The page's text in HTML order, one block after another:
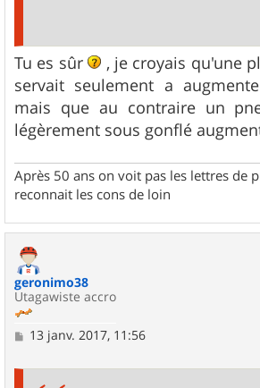
Tu es sûr
, je croyais qu'une
servait seulement a
mais que au contraire un
légèrement sous gonflé
Après 50 ans on voit pas les lettres de
reconnait les cons de loin
geronimo38
Utagawiste accro
M13 janv. 2017, 11:56